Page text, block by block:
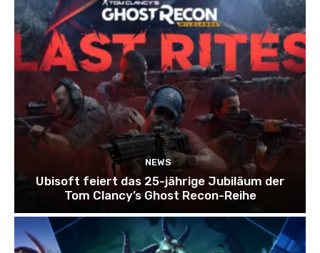
NEWS
Ubisoft feiert das 25-jährige Jubiläum der
Tom Clancy’s Ghost Recon-Reihe